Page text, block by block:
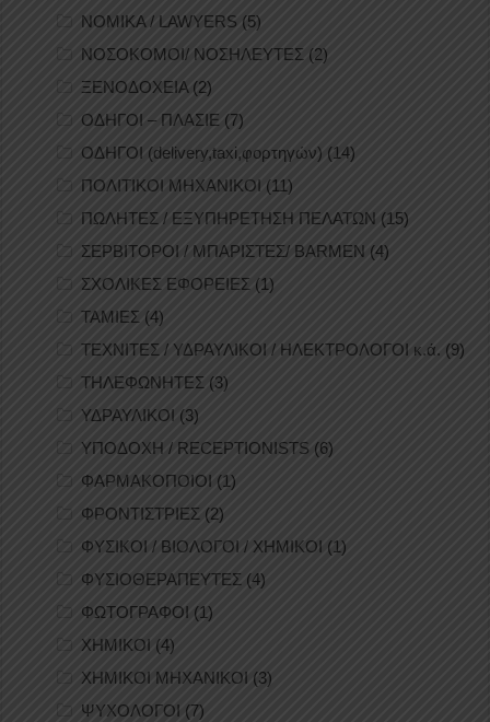
ΝΟΜΙΚΑ / LAWYERS (5)
ΝΟΣΟΚΟΜΟΙ/ ΝΟΣΗΛΕΥΤΕΣ (2)
ΞΕΝΟΔΟΧΕΙΑ(2)
ΟΔΗΓΟΙ – ΠΛΑΣΙΕ (7)
ΟΔΗΓΟΙ (delivery,taxi,φορτηγών) (14)
ΠΟΛΙΤΙΚΟΙ ΜΗΧΑΝΙΚΟΙ (11)
ΠΩΛΗΤΕΣ / ΕΞΥΠΗΡΕΤΗΣΗ ΠΕΛΑΤΩΝ (15)
ΣΕΡΒΙΤΟΡΟΙ / ΜΠΑΡΙΣΤΕΣ/ BARMEN (4)
ΣΧΟΛΙΚΕΣ ΕΦΟΡΕΙΕΣ (1)
ΤΑΜΙΕΣ (4)
ΤΕΧΝΙΤΕΣ / ΥΔΡΑΥΛΙΚΟΙ / ΗΛΕΚΤΡΟΛΟΓΟΙ κ.ά. (9)
ΤΗΛΕΦΩΝΗΤΕΣ (3)
ΥΔΡΑΥΛΙΚΟΙ (3)
ΥΠΟΔΟΧΗ / RECEPTIONISTS (6)
ΦΑΡΜΑΚΟΠΟΙΟΙ (1)
ΦΡΟΝΤΙΣΤΡΙΕΣ (2)
ΦΥΣΙΚΟΙ / ΒΙΟΛΟΓΟΙ / ΧΗΜΙΚΟΙ (1)
ΦΥΣΙΟΘΕΡΑΠΕΥΤΕΣ (4)
ΦΩΤΟΓΡΑΦΟΙ (1)
ΧΗΜΙΚΟΙ (4)
ΧΗΜΙΚΟΙ ΜΗΧΑΝΙΚΟΙ (3)
ΨΥΧΟΛΟΓΟΙ (7)